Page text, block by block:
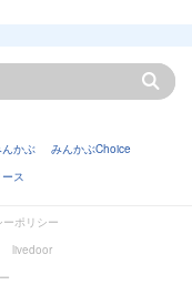
かぶ
みんかぶChoice
ス
ポリシー
livedoor